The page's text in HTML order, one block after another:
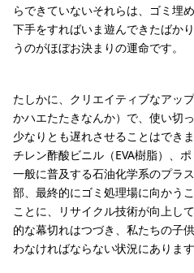
らできていないそれらは、ゴミ埋
下手をすればいま遊んできたばか
うのがほぼお決まりの運命です。
たしかに、クリエイティブなアッ
かハエたたきなんか）で、使い切
少なりとも遅れさせることはでき
チレン酢酸ビニル（EVA樹脂）、
一般に普及する石油化学系のプラ
部、最終的にゴミ処理場に向かう
ことに、リサイクル技術が向上し
的な幕切れはつづき、私たちの子
わなければならない状況にあります